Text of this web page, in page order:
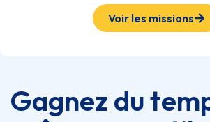
Voir les missions
Gagnez du